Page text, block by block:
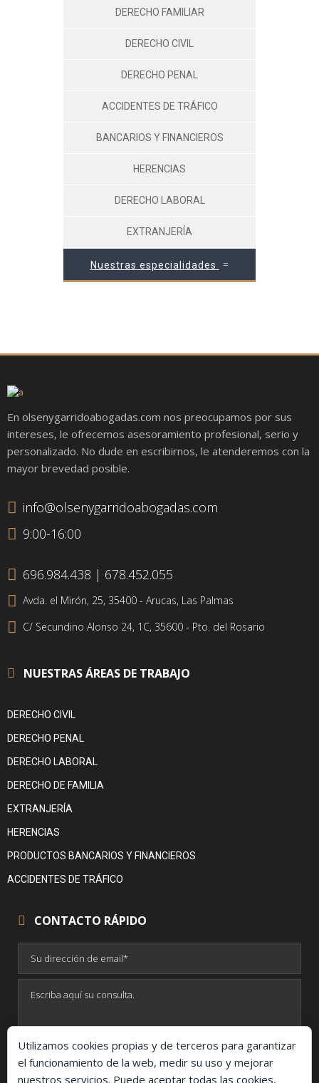
DERECHO FAMILIAR
DERECHO CIVIL
DERECHO PENAL
ACCIDENTES DE TRÁFICO
BANCARIOS Y FINANCIEROS
HERENCIAS
DERECHO LABORAL
EXTRANJERÍA
Nuestras especialidades
En olsenygarridoabogadas.com nos preocupamos por sus
intereses, le ofrecemos asesoramiento profesional, serio y
personalizado. No dude en escribirnos, le atenderemos con la
mayor brevedad posible.
info@olsenygarridoabogadas.com
9:00-16:00
696.984.438 | 678.452.055
Avda. el Mirón, 25, 35400 - Arucas, Las Palmas
C/ Secundino Alonso 24, 1C, 35600 - Pto. del Rosario
NUESTRAS ÁREAS DE TRABAJO
DERECHO CIVIL
DERECHO PENAL
DERECHO LABORAL
DERECHO DE FAMILIA
EXTRANJERÍA
HERENCIAS
PRODUCTOS BANCARIOS Y FINANCIEROS
ACCIDENTES DE TRÁFICO
CONTACTO RÁPIDO
Utilizamos cookies propias y de terceros para garantizar
el funcionamiento de la web, medir su uso y mejorar
nuestros servicios. Puede aceptar todas las cookies,